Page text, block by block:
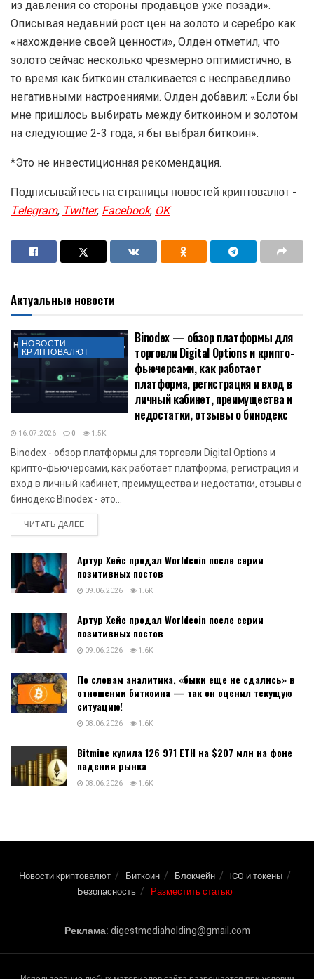
из давления со стороны продавцов уже позади».
Описывая недавний рост цен на золото и серебро как
«нахождение своей ценности», Олден отметил, что
золото сейчас несколько чрезмерно оптимистично, в
то время как биткоин сталкивается с несправедливо
негативными настроениями. Олден добавил: «Если бы
мне пришлось выбирать между биткоином и золотом
на следующие 2-3 года, я бы выбрал биткоин».
*Это не инвестиционная рекомендация.
Подписывайтесь на страницы новостей криптовалют -
Telegram, Twitter, Facebook, OK
Актуальные новости
НОВОСТИ
КРИПТОВАЛЮТ
Binodex — обзор платформы для
торговли Digital Options и крипто-
фьючерсами, как работает
платформа, регистрация и вход в
личный кабинет, преимущества и
недостатки, отзывы о бинодекс
16.07.2026 0 1.5K
Binodex - обзор платформы для торговли Digital Options и
крипто-фьючерсами, как работает платформа, регистрация и
вход в личный кабинет, преимущества и недостатки, отзывы о
бинодекс Binodex - это...
ЧИТАТЬ ДАЛЕЕDETAILS
Артур Хейс продал Worldcoin после серии
позитивных постов
09.06.2026 1.6K
Артур Хейс продал Worldcoin после серии
позитивных постов
09.06.2026 1.6K
По словам аналитика, «быки еще не сдались» в
отношении биткоина — так он оценил текущую
ситуацию!
08.06.2026 1.6K
Bitmine купила 126 971 ETH на $207 млн на фоне
падения рынка
08.06.2026 1.6K
Новости криптовалют Биткоин Блокчейн
ICO и токены
Безопасность
Разместить статью
Реклама:digestmediaholding@gmail.com